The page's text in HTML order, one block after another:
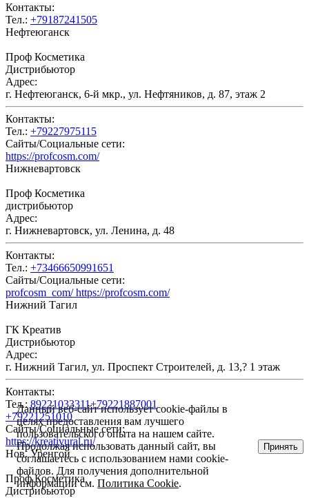
Контакты:
Тел.: +79187241505
Нефтеюганск
Проф Косметика
Дистрибьютор
Адрес:
г. Нефтеюганск, 6-й мкр., ул. Нефтяников, д. 87, этаж 2
Контакты:
Тел.: +79227975115
Сайты/Социальные сети:
https://profcosm.com/
Нижневартовск
Проф Косметика
дистрибьютор
Адрес:
г. Нижневартовск, ул. Ленина, д. 48
Контакты:
Тел.: +73466650991651
Сайты/Социальные сети:
profcosm_com/ https://profcosm.com/
Нижний Тагил
ГК Креатив
Дистрибьютор
Адрес:
г. Нижний Тагил, ул. Проспект Строителей, д. 13,? 1 этаж
Контакты:
Тел.: 89221033311+79221887001
+79221251010
Сайты/Социальные сети:
https://kreativural.ru/
Нов. Уренгой
Проф Косметика
Дистрибьютор
Данный веб-сайт использует cookie-файлы в
целях предоставления вам лучшего
пользовательского опыта на нашем сайте.
Продолжая использовать данный сайт, вы
соглашаетесь с использованием нами cookie-
файлов. Для получения дополнительной
информации см.Политика Cookie.
Принять